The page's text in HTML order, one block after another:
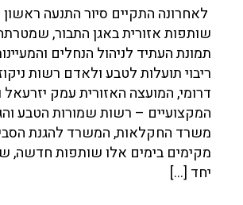
לאחרונה התקיים סיור התנעה
שותפות אזורית באגן התבור,
תמונת העתיד לניהול הנחלים
ריבוי תועלות לטבע ולאדם רשות
דרומי, המועצה האזורית עמק
המקצועיים – רשות שמורות הטבע
משרד החקלאות, המשרד להגנת
מקימים בימים אלו שותפות חדשה,
יחד […]